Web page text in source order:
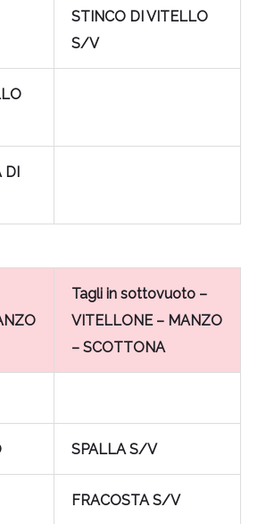
STINCO DI VITELLO
S/V
DI
Tagli in sottovuoto –
VITELLONE – MANZO
– SCOTTONA
SPALLA S/V
FRACOSTA S/V